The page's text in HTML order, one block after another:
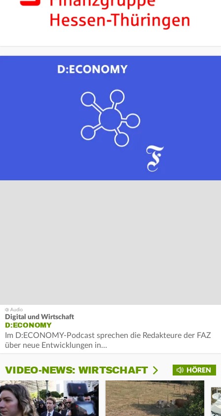
Digital und Wirtschaft
D:ECONOMY
Im D:ECONOMY-Podcast sprechen die Redakteure der FAZ
über neue Entwicklungen in…
HÖREN
VIDEO-NEWS: WIRTSCHAFT